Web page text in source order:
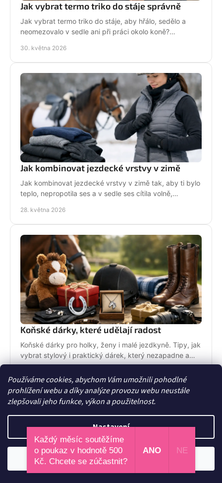
Používáme cookies, abychom Vám umožnili pohodlné
prohlížení webu a díky analýze provozu webu neustále
zlepšovali jeho funkce, výkon a použitelnost.
Nastavení
Odmítnout
Jak vybrat termo triko do stáje správně
Jak vybrat termo triko do stáje, aby hřálo, sedělo a
neomezovalo v sedle ani při práci okolo koně?
30. května 2026
Jak kombinovat jezdecké vrstvy v zimě
Jak kombinovat jezdecké vrstvy v zimě tak, aby ti bylo
teplo, nepropotila ses a v sedle ses cítila volně,
28. května 2026
Koňské dárky, které udělají radost
Koňské dárky pro holky, ženy i malé jezdkyně. Tipy, jak
vybrat stylový i praktický dárek, který nezapadne a
opravdu potěší.
Každý měsíc soutěžíme
o poukaz v hodnotě 500
Kč. Chcete se zúčastnit?
ANO NE